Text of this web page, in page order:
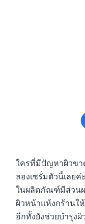
ใครที่มีปัญหาผิวขา
ลองเซรั่มตัวนี้เลย
ในผลิตภัณฑ์มีส่วน
ผิวหน้าแห้งกร้านใ
อีกทั้งยังช่วยบำรุง